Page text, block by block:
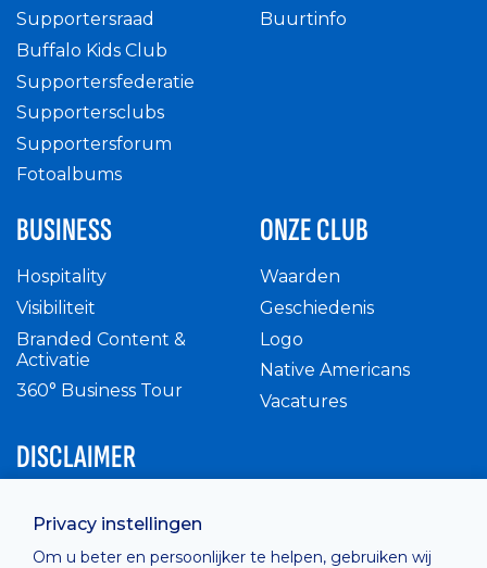
Privacy instellingen
Om u beter en persoonlijker te helpen, gebruiken wij
Supportersraad
Buffalo Kids Club
Supportersfederatie
Supportersclubs
Supportersforum
Fotoalbums
Buurtinfo
BUSINESS
Hospitality
Visibiliteit
Branded Content &
Activatie
360° Business Tour
ONZE CLUB
Waarden
Geschiedenis
Logo
Native Americans
Vacatures
DISCLAIMER
Privacy Policy